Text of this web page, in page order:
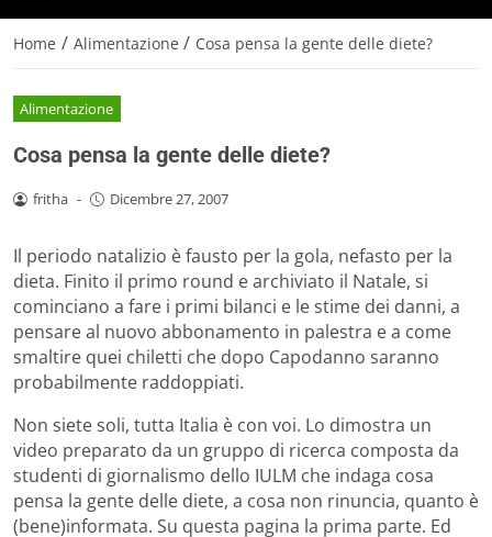
Home / Alimentazione / Cosa pensa la gente delle diete?
Alimentazione
Cosa pensa la gente delle diete?
fritha - Dicembre 27, 2007
Il periodo natalizio è fausto per la gola, nefasto per la
dieta. Finito il primo round e archiviato il Natale, si
cominciano a fare i primi bilanci e le stime dei danni, a
pensare al nuovo abbonamento in palestra e a come
smaltire quei chiletti che dopo Capodanno saranno
probabilmente raddoppiati.
Non siete soli, tutta Italia è con voi. Lo dimostra un
video preparato da un gruppo di ricerca composta da
studenti di giornalismo dello IULM che indaga cosa
pensa la gente delle diete, a cosa non rinuncia, quanto è
(bene)informata. Su questa pagina la prima parte. Ed